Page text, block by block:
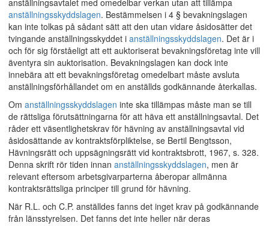
anställningsavtalet med omedelbar verkan utan att tillämpa
anställningsskyddslagen. Bestämmelsen i 4 § bevakningslagen
kan inte tolkas på sådant sätt att den utan vidare åsidosätter det
tvingande anställningsskyddet i anställningsskyddslagen. Det är i
och för sig förståeligt att ett auktoriserat bevakningsföretag inte vill
äventyra sin auktorisation. Bevakningslagen kan dock inte
innebära att ett bevakningsföretag omedelbart måste avsluta
anställningsförhållandet om en anställds godkännande återkallas.
Om anställningsskyddslagen inte ska tillämpas måste man se till
de rättsliga förutsättningarna för att häva ett anställningsavtal. Det
råder ett väsentlighetskrav för hävning av anställningsavtal vid
åsidosättande av kontraktsförpliktelse, se Bertil Bengtsson,
Hävningsrätt och uppsägningsrätt vid kontraktsbrott, 1967, s. 328.
Denna skrift rör tiden innan anställningsskyddslagen, men är
relevant eftersom arbetsgivarparterna åberopar allmänna
kontraktsrättsliga principer till grund för hävning.
När R.L. och C.P. anställdes fanns det inget krav på godkännande
från länsstyrelsen. Det fanns det inte heller när deras